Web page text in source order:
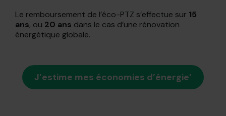
Le remboursement de l’éco-PTZ s’effectue sur 15
ans, ou 20 ans dans le cas d’une rénovation
énergétique globale.
J’estime mes économies d’énergie’